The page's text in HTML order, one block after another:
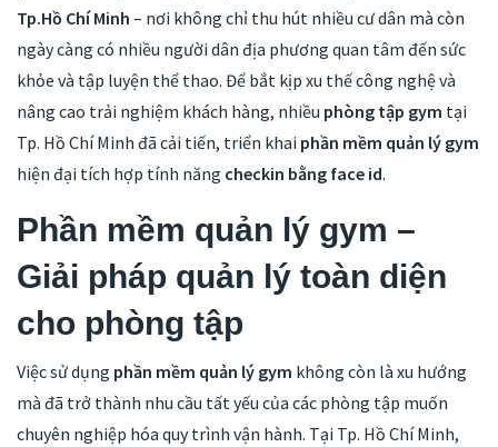
Tp.Hồ Chí Minh – nơi không chỉ thu hút nhiều cư dân mà còn
ngày càng có nhiều người dân địa phương quan tâm đến sức
khỏe và tập luyện thể thao. Để bắt kịp xu thế công nghệ và
nâng cao trải nghiệm khách hàng, nhiều phòng tập gym tại
Tp. Hồ Chí Minh đã cải tiến, triển khai phần mềm quản lý gym
hiện đại tích hợp tính năng checkin bằng face id.
Phần mềm quản lý gym –
Giải pháp quản lý toàn diện
cho phòng tập
Việc sử dụng phần mềm quản lý gym không còn là xu hướng
mà đã trở thành nhu cầu tất yếu của các phòng tập muốn
chuyên nghiệp hóa quy trình vận hành. Tại Tp. Hồ Chí Minh,